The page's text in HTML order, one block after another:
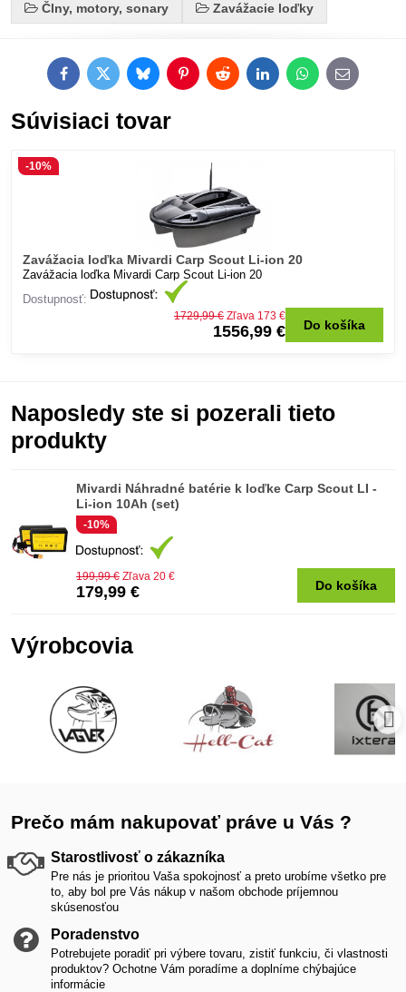
Člny, motory, sonary Zavážacie loďky
FacebookTwitterBlueskyPinterestRedditLinkedInWhatsApp
E-
mail
Súvisiaci tovar
Zavážacia loďka Mivardi Carp Scout Li-ion 20
-10%
Zavážacia loďka Mivardi Carp Scout Li-ion 20
Dostupnosť:
1556,99 €
1729,99 € Zľava 173 €
Do košíka
Naposledy ste si pozerali tieto
produkty
Mivardi Náhradné batérie k loďke Carp Scout LI -
Li-ion 10Ah (set)
-10%
179,99 €
199,99 € Zľava 20 €
Do košíka
Výrobcovia
Prečo mám nakupovať práve u Vás ?
Starostlivosť o zákazníka
Pre nás je prioritou Vaša spokojnosť a preto urobíme všetko pre
to, aby bol pre Vás nákup v našom obchode príjemnou
skúsenosťou
Poradenstvo
Potrebujete poradiť pri výbere tovaru, zistiť funkciu, či vlastnosti
produktov? Ochotne Vám poradíme a doplníme chýbajúce
informácie